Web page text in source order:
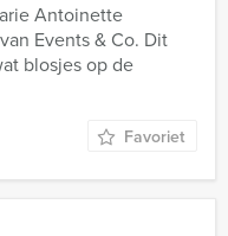
Antoinette
Events & Co. Dit
blosjes op de
Favoriet